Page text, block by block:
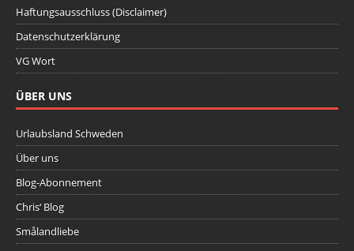
Haftungsausschluss (Disclaimer)
Datenschutzerklärung
VG Wort
ÜBER UNS
Urlaubsland Schweden
Über uns
Blog-Abonnement
Chris‘ Blog
Smålandliebe